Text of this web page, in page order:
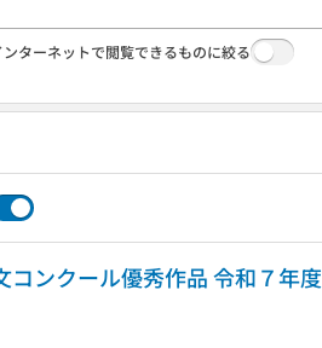
ンターネットで閲覧できるものに絞る
コンクール優秀作品 令和７年度